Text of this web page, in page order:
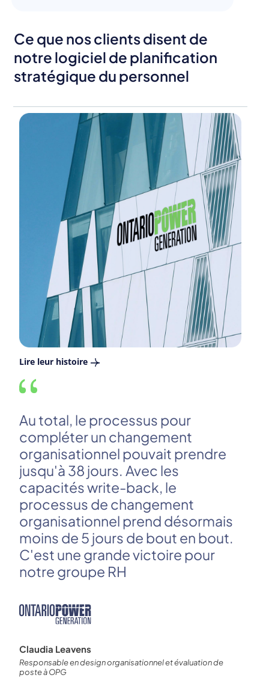
Ce que nos clients disent de
notre logiciel de planification
stratégique du personnel
Lire leur histoire
Au total, le processus pour
compléter un changement
organisationnel pouvait prendre
jusqu'à 38 jours. Avec les
capacités write-back, le
processus de changement
organisationnel prend désormais
moins de 5 jours de bout en bout.
C'est une grande victoire pour
notre groupe RH
Claudia Leavens
Responsable en design organisationnel et évaluation de
poste à OPG